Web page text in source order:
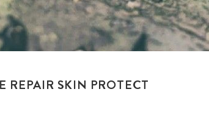
REPAIR SKIN PROTECT